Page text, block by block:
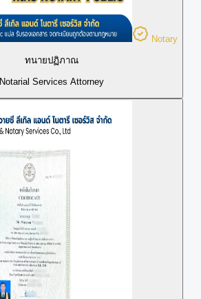
Notary
ทนายปฏิภาณ
Notarial Services Attorney